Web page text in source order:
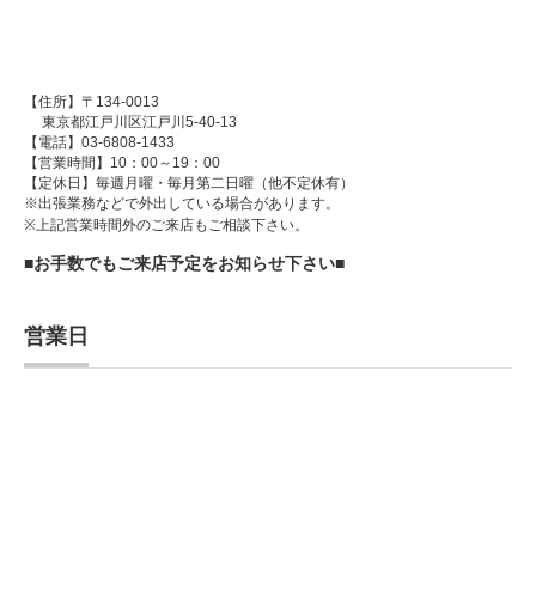
【住所】〒134-0013
東京都江戸川区江戸川5-40-13
【電話】03-6808-1433
【営業時間】10：00～19：00
【定休日】毎週月曜・毎月第二日曜（他不定休有）
※出張業務などで外出している場合があります。
※上記営業時間外のご来店もご相談下さい。
■お手数でもご来店予定をお知らせ下さい■
営業日